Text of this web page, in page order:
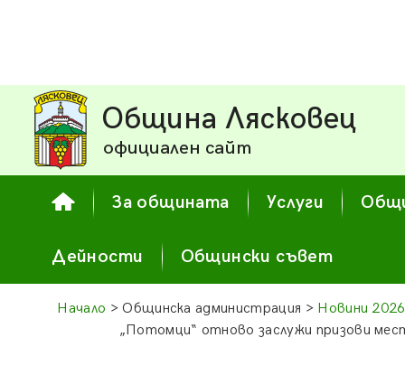
Община Лясковец
официален сайт
За общината Услуги
Дейности Общински съвет
Начало > Общинска администрация > Новини 2026
„Потомци“ отново заслужи призови